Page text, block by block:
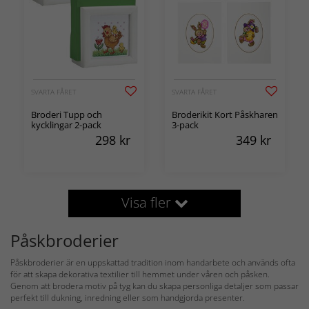
SVARTA FÅRET
Broderi Tupp och
kycklingar 2-pack
298 kr
SVARTA FÅRET
Broderikit Kort Påskharen
3-pack
349 kr
Visa fler
Påskbroderier
Påskbroderier är en uppskattad tradition inom handarbete och används ofta
för att skapa dekorativa textilier till hemmet under våren och påsken.
Genom att brodera motiv på tyg kan du skapa personliga detaljer som passar
perfekt till dukning, inredning eller som handgjorda presenter.